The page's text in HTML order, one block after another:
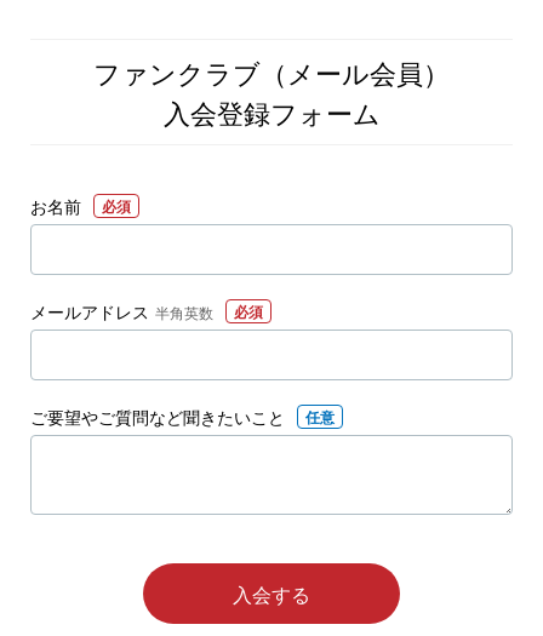
ファンクラブ（メール会員）
入会登録フォーム
お名前 必須
メールアドレス 半角英数 必須
ご要望やご質問など聞きたいこと 任意
入会する